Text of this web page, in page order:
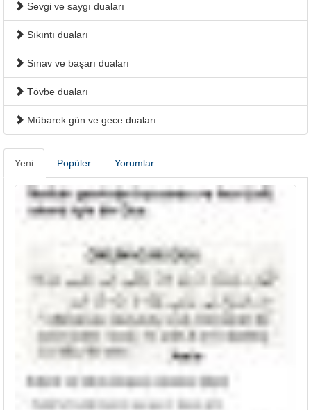
Sevgi ve saygı duaları
Sıkıntı duaları
Sınav ve başarı duaları
Tövbe duaları
Mübarek gün ve gece duaları
Yeni Popüler Yorumlar